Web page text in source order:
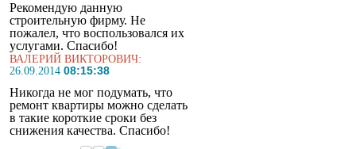
Рекомендую данную
строительную фирму. Не
пожалел, что воспользовался их
услугами. Спасибо!
ВАЛЕРИЙ ВИКТОРОВИЧ:
26.09.2014 08:15:38
Никогда не мог подумать, что
ремонт квартиры можно сделать
в такие короткие сроки без
снижения качества. Спасибо!